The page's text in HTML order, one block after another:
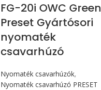
FG-20i OWC Green
Preset Gyártósori
nyomaték
csavarhúzó
Nyomaték csavarhúzók,
Nyomaték csavarhúzó PRESET